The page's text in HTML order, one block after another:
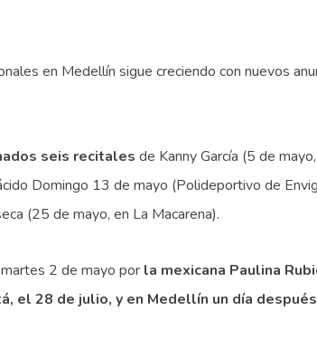
en Medellín sigue creciendo con nuevos
seis recitales de Kanny García (5 de
Domingo 13 de mayo (Polideportivo de
(25 de mayo, en La Macarena).
2 de mayo por la mexicana Paulina
el 28 de julio, y en Medellín un día